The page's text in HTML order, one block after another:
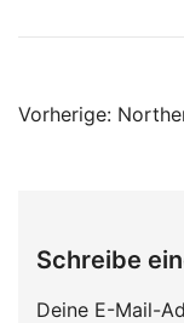
Vorherige:
Schreibe
Deine E-Mail-